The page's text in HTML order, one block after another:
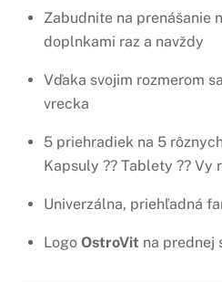
Zabudnite na prenášanie
doplnkami raz a navždy
Vďaka svojim rozmerom
vrecka
5 priehradiek na 5
Kapsuly ?? Tablety ?? Vy
Univerzálna, priehľadná
Logo OstroVit na prednej